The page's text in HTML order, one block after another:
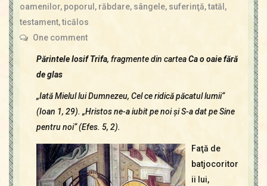
Contact
oamenilor, poporul, răbdare, sângele, suferinţă,tatăl,
testament,ticălos
One comment
Părintele Iosif Trifa, fragmente din carteaCa o oaie fără
de glas
„Iată Mielul lui Dumnezeu, Cel ce ridică păcatul lumii“
(Ioan 1, 29). „Hristos ne-a iubit pe noi şi S-a dat pe Sine
pentru noi“ (Efes. 5, 2).
Faţă de
batjocoritor
ii lui,